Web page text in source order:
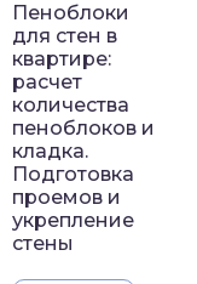
Пеноблоки
для стен в
квартире:
расчет
количества
пеноблоков и
кладка.
Подготовка
проемов и
укрепление
стены